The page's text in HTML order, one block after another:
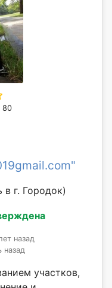
80
г. Городок)
назад
назад
участков,